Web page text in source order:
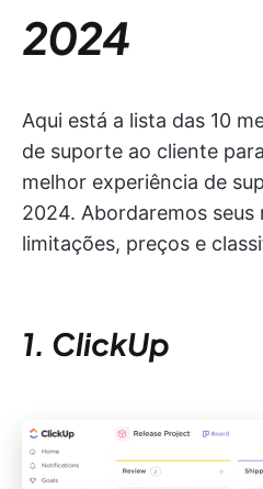
2024
Aqui está a lista das 10
de suporte ao cliente
melhor experiência de
2024. Abordaremos seus
limitações, preços e
1. ClickUp